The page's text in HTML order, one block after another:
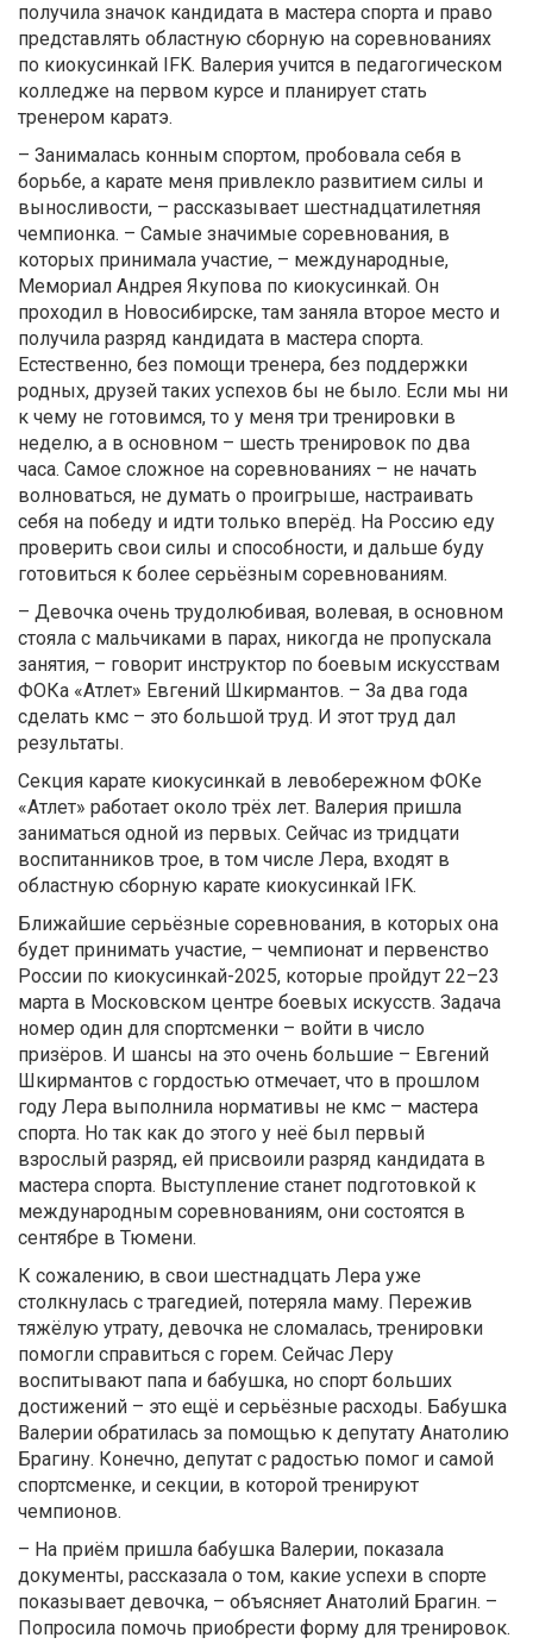
получила значок кандидата в мастера спорта и право
представлять областную сборную на соревнованиях
по киокусинкай IFK. Валерия учится в педагогическом
колледже на первом курсе и планирует стать
тренером каратэ.
– Занималась конным спортом, пробовала себя в
борьбе, а карате меня привлекло развитием силы и
выносливости, – рассказывает шестнадцатилетняя
чемпионка. – Самые значимые соревнования, в
которых принимала участие, – международные,
Мемориал Андрея Якупова по киокусинкай. Он
проходил в Новосибирске, там заняла второе место и
получила разряд кандидата в мастера спорта.
Естественно, без помощи тренера, без поддержки
родных, друзей таких успехов бы не было. Если мы ни
к чему не готовимся, то у меня три тренировки в
неделю, а в основном – шесть тренировок по два
часа. Самое сложное на соревнованиях – не начать
волноваться, не думать о проигрыше, настраивать
себя на победу и идти только вперёд. На Россию еду
проверить свои силы и способности, и дальше буду
готовиться к более серьёзным соревнованиям.
– Девочка очень трудолюбивая, волевая, в основном
стояла с мальчиками в парах, никогда не пропускала
занятия, – говорит инструктор по боевым искусствам
ФОКа «Атлет» Евгений Шкирмантов. – За два года
сделать кмс – это большой труд. И этот труд дал
результаты.
Секция карате киокусинкай в левобережном ФОКе
«Атлет» работает около трёх лет. Валерия пришла
заниматься одной из первых. Сейчас из тридцати
воспитанников трое, в том числе Лера, входят в
областную сборную карате киокусинкай IFK.
Ближайшие серьёзные соревнования, в которых она
будет принимать участие, – чемпионат и первенство
России по киокусинкай-2025, которые пройдут 22–23
марта в Московском центре боевых искусств. Задача
номер один для спортсменки – войти в число
призёров. И шансы на это очень большие – Евгений
Шкирмантов с гордостью отмечает, что в прошлом
году Лера выполнила нормативы не кмс – мастера
спорта. Но так как до этого у неё был первый
взрослый разряд, ей присвоили разряд кандидата в
мастера спорта. Выступление станет подготовкой к
международным соревнованиям, они состоятся в
сентябре в Тюмени.
К сожалению, в свои шестнадцать Лера уже
столкнулась с трагедией, потеряла маму. Пережив
тяжёлую утрату, девочка не сломалась, тренировки
помогли справиться с горем. Сейчас Леру
воспитывают папа и бабушка, но спорт больших
достижений – это ещё и серьёзные расходы. Бабушка
Валерии обратилась за помощью к депутату Анатолию
Брагину. Конечно, депутат с радостью помог и самой
спортсменке, и секции, в которой тренируют
чемпионов.
– На приём пришла бабушка Валерии, показала
документы, рассказала о том, какие успехи в спорте
показывает девочка, – объясняет Анатолий Брагин. –
Попросила помочь приобрести форму для тренировок.